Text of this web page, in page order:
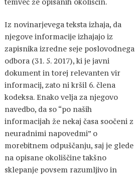
Iz novinarjevega teksta izhaja, da
njegove informacije izhajajo iz
zapisnika izredne seje poslovodnega
odbora (31. 5. 2017), ki je javni
dokument in torej relevanten vir
informacij, zato ni kršil 6. člena
kodeksa. Enako velja za njegovo
navedbo, da so “po naših
informacijah že nekaj časa soočeni z
neuradnimi napovedmi” o
morebitnem odpuščanju, saj je glede
na opisane okoliščine takšno
sklepanje povsem razumljivo in